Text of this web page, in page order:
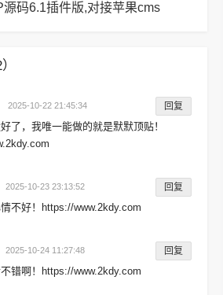
码6.1插件版,对接苹果cms
2025-10-22 21:45:34 回复
了，我唯一能做的就是默默顶贴！
2025-10-23 23:13:52 回复
不好！https://www.2kdy.com
2025-10-24 11:27:48 回复
错啊！https://www.2kdy.com